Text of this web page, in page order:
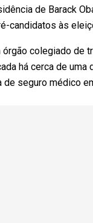
de Barack
candidatos às
órgão colegiado
há cerca de
de seguro médico